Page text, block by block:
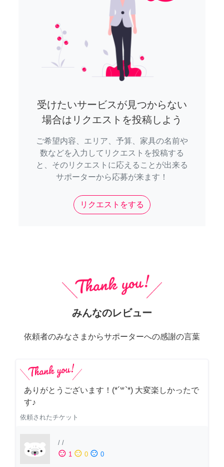
受けたいサービスが見つからない
場合はリクエストを投稿しよう
ご希望内容、エリア、予算、家具の名前や
数などを入力してリクエストを投稿する
と、そのリクエストに応えることが出来る
サポーターから応募が来ます！
リクエストをする
みんなのレビュー
依頼者のみなさまからサポーターへの感謝の言葉
ありがとうございます！(*´꒳`*) 大変楽しかったで
す♪
依頼されたチケット
/ /
sentiment_satisfied 1 sentiment_neutral 0 sentiment_dissatisfied 0